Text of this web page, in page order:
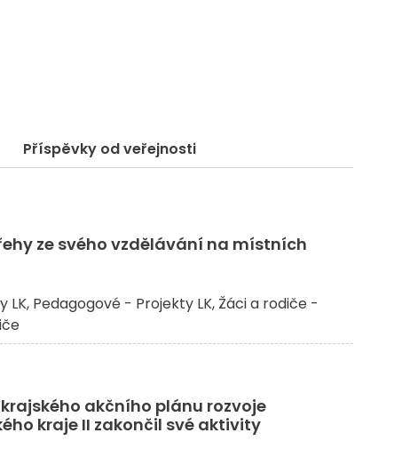
Příspěvky od veřejnosti
ze svého vzdělávání na místních
LK Pedagogové - Projekty LK Žáci a rodiče -
akčního plánu rozvoje
kraje II zakončil své aktivity